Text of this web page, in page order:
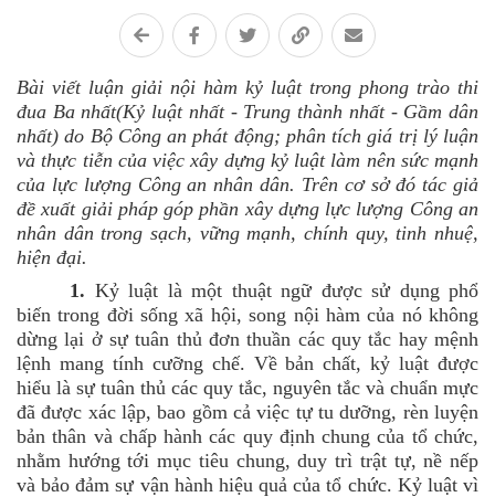
Bài viết luận giải nội hàm kỷ luật trong phong trào thi
đua Ba nhất(Kỷ luật nhất - Trung thành nhất - Gầm dân
nhất) do Bộ Công an phát động; phân tích giá trị lý luận
và thực tiễn của việc xây dựng kỷ luật làm nên sức mạnh
của lực lượng Công an nhân dân. Trên cơ sở đó tác giả
đề xuất giải pháp góp phần xây dựng lực lượng Công an
nhân dân trong sạch, vững mạnh, chính quy, tinh nhuệ,
hiện đại.
1. Kỷ luật là một thuật ngữ được sử dụng phổ
biến trong đời sống xã hội, song nội hàm của nó không
dừng lại ở sự tuân thủ đơn thuần các quy tắc hay mệnh
lệnh mang tính cưỡng chế. Về bản chất, kỷ luật được
hiểu là sự tuân thủ các quy tắc, nguyên tắc và chuẩn mực
đã được xác lập, bao gồm cả việc tự tu dưỡng, rèn luyện
bản thân và chấp hành các quy định chung của tổ chức,
nhằm hướng tới mục tiêu chung, duy trì trật tự, nề nếp
và bảo đảm sự vận hành hiệu quả của tổ chức. Kỷ luật vì